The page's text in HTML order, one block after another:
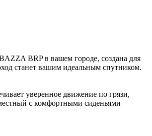
BRP в вашем городе, создана для
станет вашим идеальным спутником.
уверенное движение по грязи,
с комфортными сиденьями